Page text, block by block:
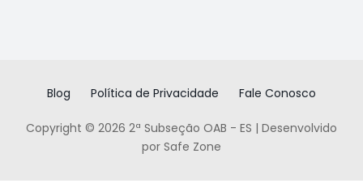
Blog Política de Privacidade Fale Conosco
Copyright © 2026 2ª Subseção OAB - ES | Desenvolvido
por Safe Zone